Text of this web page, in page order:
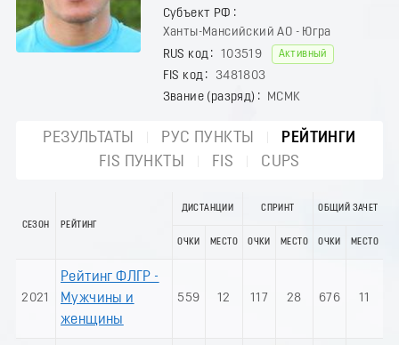
Субъект РФ
Ханты-Мансийский АО - Югра
RUS код
103519 Активный
FIS код
3481803
Звание (разряд)
МСМК
РЕЗУЛЬТАТЫ РУС ПУНКТЫ
РЕЙТИНГИ
FIS ПУНКТЫ
FIS CUPS
СЕЗОН РЕЙТИНГ
ДИСТАНЦИИ СПРИНТ ОБЩИЙ ЗАЧЕТ
ОЧКИ МЕСТО ОЧКИ МЕСТО ОЧКИ МЕСТО
2021
Рейтинг ФЛГР -
Мужчины и
женщины
559 12 117 28 676 11